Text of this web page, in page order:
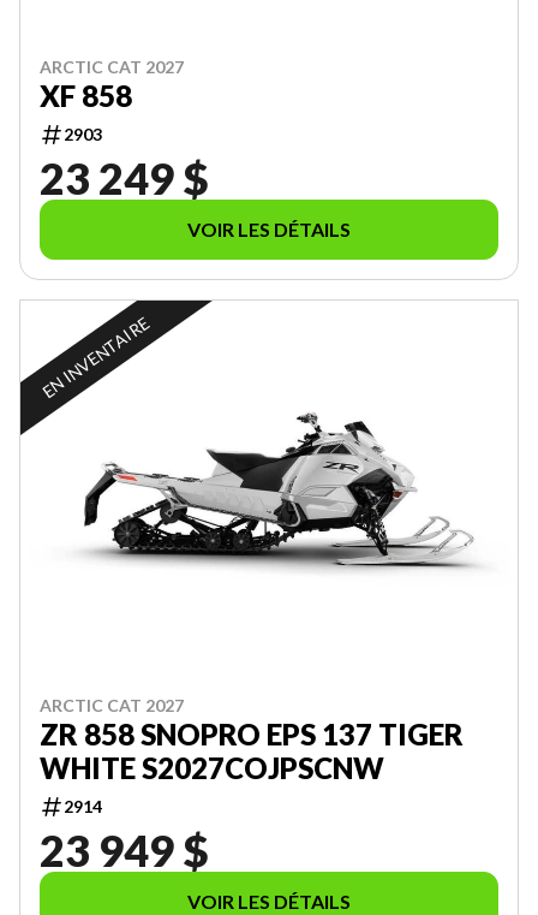
ARCTIC CAT 2027
XF 858
2903
23 249 $
VOIR LES DÉTAILS
EN INVENTAIRE
ARCTIC CAT 2027
ZR 858 SNOPRO EPS 137 TIGER
WHITE S2027COJPSCNW
2914
23 949 $
VOIR LES DÉTAILS